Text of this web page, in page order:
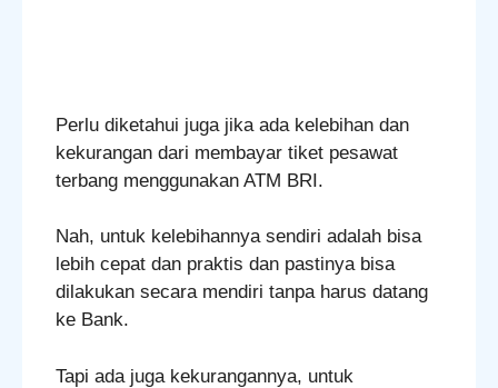
Perlu diketahui juga jika ada kelebihan dan
kekurangan dari membayar tiket pesawat
terbang menggunakan ATM BRI.
Nah, untuk kelebihannya sendiri adalah bisa
lebih cepat dan praktis dan pastinya bisa
dilakukan secara mendiri tanpa harus datang
ke Bank.
Tapi ada juga kekurangannya, untuk